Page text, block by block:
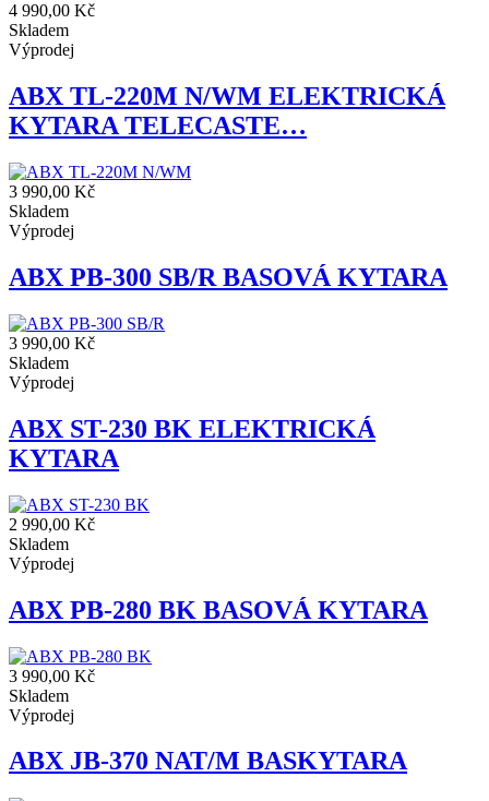
4 990,00 Kč
Skladem
Výprodej
ABX TL-220M N/WM ELEKTRICKÁ
KYTARA TELECASTE…
3 990,00 Kč
Skladem
Výprodej
ABX PB-300 SB/R BASOVÁ KYTARA
3 990,00 Kč
Skladem
Výprodej
ABX ST-230 BK ELEKTRICKÁ
KYTARA
2 990,00 Kč
Skladem
Výprodej
ABX PB-280 BK BASOVÁ KYTARA
3 990,00 Kč
Skladem
Výprodej
ABX JB-370 NAT/M BASKYTARA